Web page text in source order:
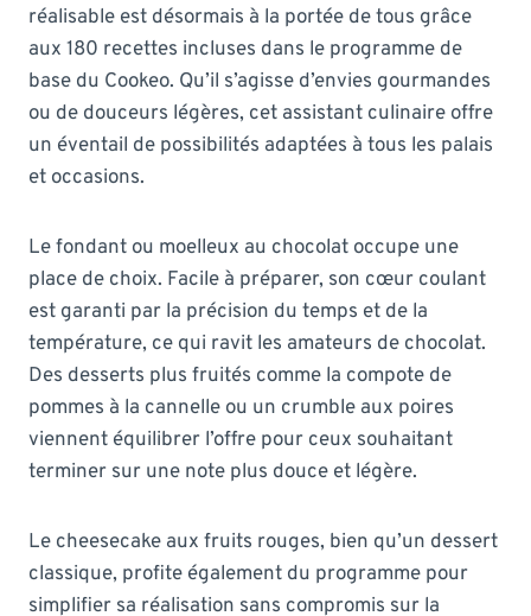
réalisable est désormais à la portée de tous grâce
aux 180 recettes incluses dans le programme de
base du Cookeo. Qu’il s’agisse d’envies gourmandes
ou de douceurs légères, cet assistant culinaire offre
un éventail de possibilités adaptées à tous les palais
et occasions.
Le fondant ou moelleux au chocolat occupe une
place de choix. Facile à préparer, son cœur coulant
est garanti par la précision du temps et de la
température, ce qui ravit les amateurs de chocolat.
Des desserts plus fruités comme la compote de
pommes à la cannelle ou un crumble aux poires
viennent équilibrer l’offre pour ceux souhaitant
terminer sur une note plus douce et légère.
Le cheesecake aux fruits rouges, bien qu’un dessert
classique, profite également du programme pour
simplifier sa réalisation sans compromis sur la